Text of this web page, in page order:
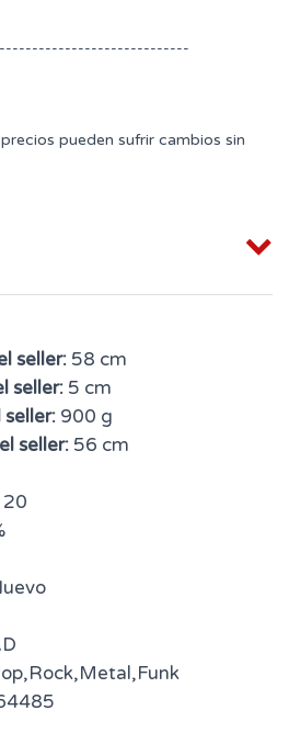
pueden sufrir cambios sin
seller: 58 cm
seller: 5 cm
900 g
seller: 56 cm
20